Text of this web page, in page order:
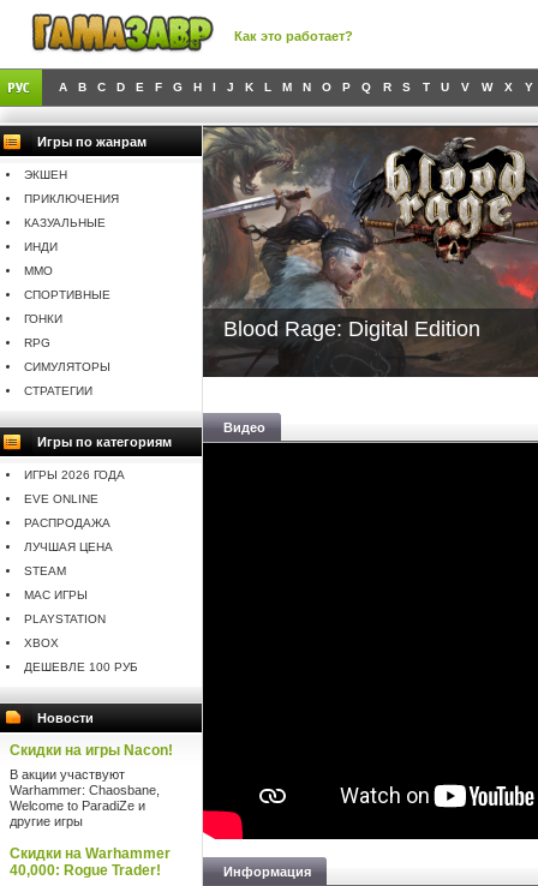
Как это работает?
A B C D E F G H I J K L M N O P Q R S T U V W X Y
Игры по жанрам
ЭКШЕН
ПРИКЛЮЧЕНИЯ
КАЗУАЛЬНЫЕ
ИНДИ
MMO
СПОРТИВНЫЕ
ГОНКИ
RPG
СИМУЛЯТОРЫ
СТРАТЕГИИ
Игры по категориям
ИГРЫ 2026 ГОДА
EVE ONLINE
РАСПРОДАЖА
ЛУЧШАЯ ЦЕНА
STEAM
MAC ИГРЫ
PLAYSTATION
XBOX
ДЕШЕВЛЕ 100 РУБ
Новости
Скидки на игры Nacon!
В акции участвуют
Warhammer: Chaosbane,
Welcome to ParadiZe и
другие игры
Скидки на Warhammer
40,000: Rogue Trader!
Blood Rage: Digital Edition
Видео
Информация